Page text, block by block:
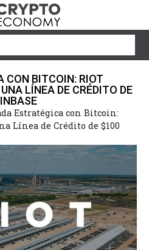
CON BITCOIN: RIOT
LÍNEA DE CRÉDITO DE
Estratégica con Bitcoin:
Línea de Crédito de $100